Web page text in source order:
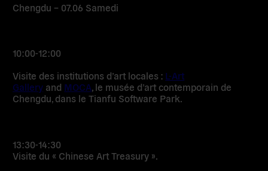
Chengdu – 07.06 Samedi
10:00-12:00
Visite des institutions d’art locales : L-Art
Gallery and MOCA, le musée d’art contemporain de
Chengdu, dans le Tianfu Software Park.
13:30-14:30
Visite du « Chinese Art Treasury ».